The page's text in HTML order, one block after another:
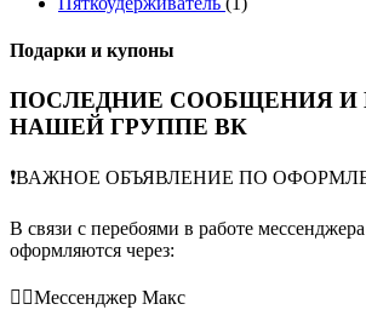
Подарки и купоны
ПОСЛЕДНИЕ СООБЩЕНИЯ И
НАШЕЙ ГРУППЕ ВК
❗️ВАЖНОЕ ОБЪЯВЛЕНИЕ ПО
В связи с перебоями в работе
оформляются через:
👉🏻Мессенджер Макс